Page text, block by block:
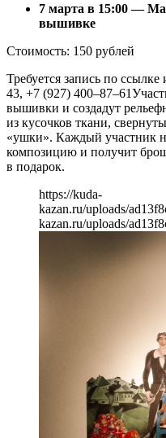
7 марта в 15:00 —
вышивке
Стоимость: 150 рублей
Требуется запись по
43, +7 (927)
вышивки и создадут
из кусочков ткани,
«ушки». Каждый участник
композицию и получит
в подарок.
https://kuda-
kazan.ru/uploads/
kazan.ru/uploads/